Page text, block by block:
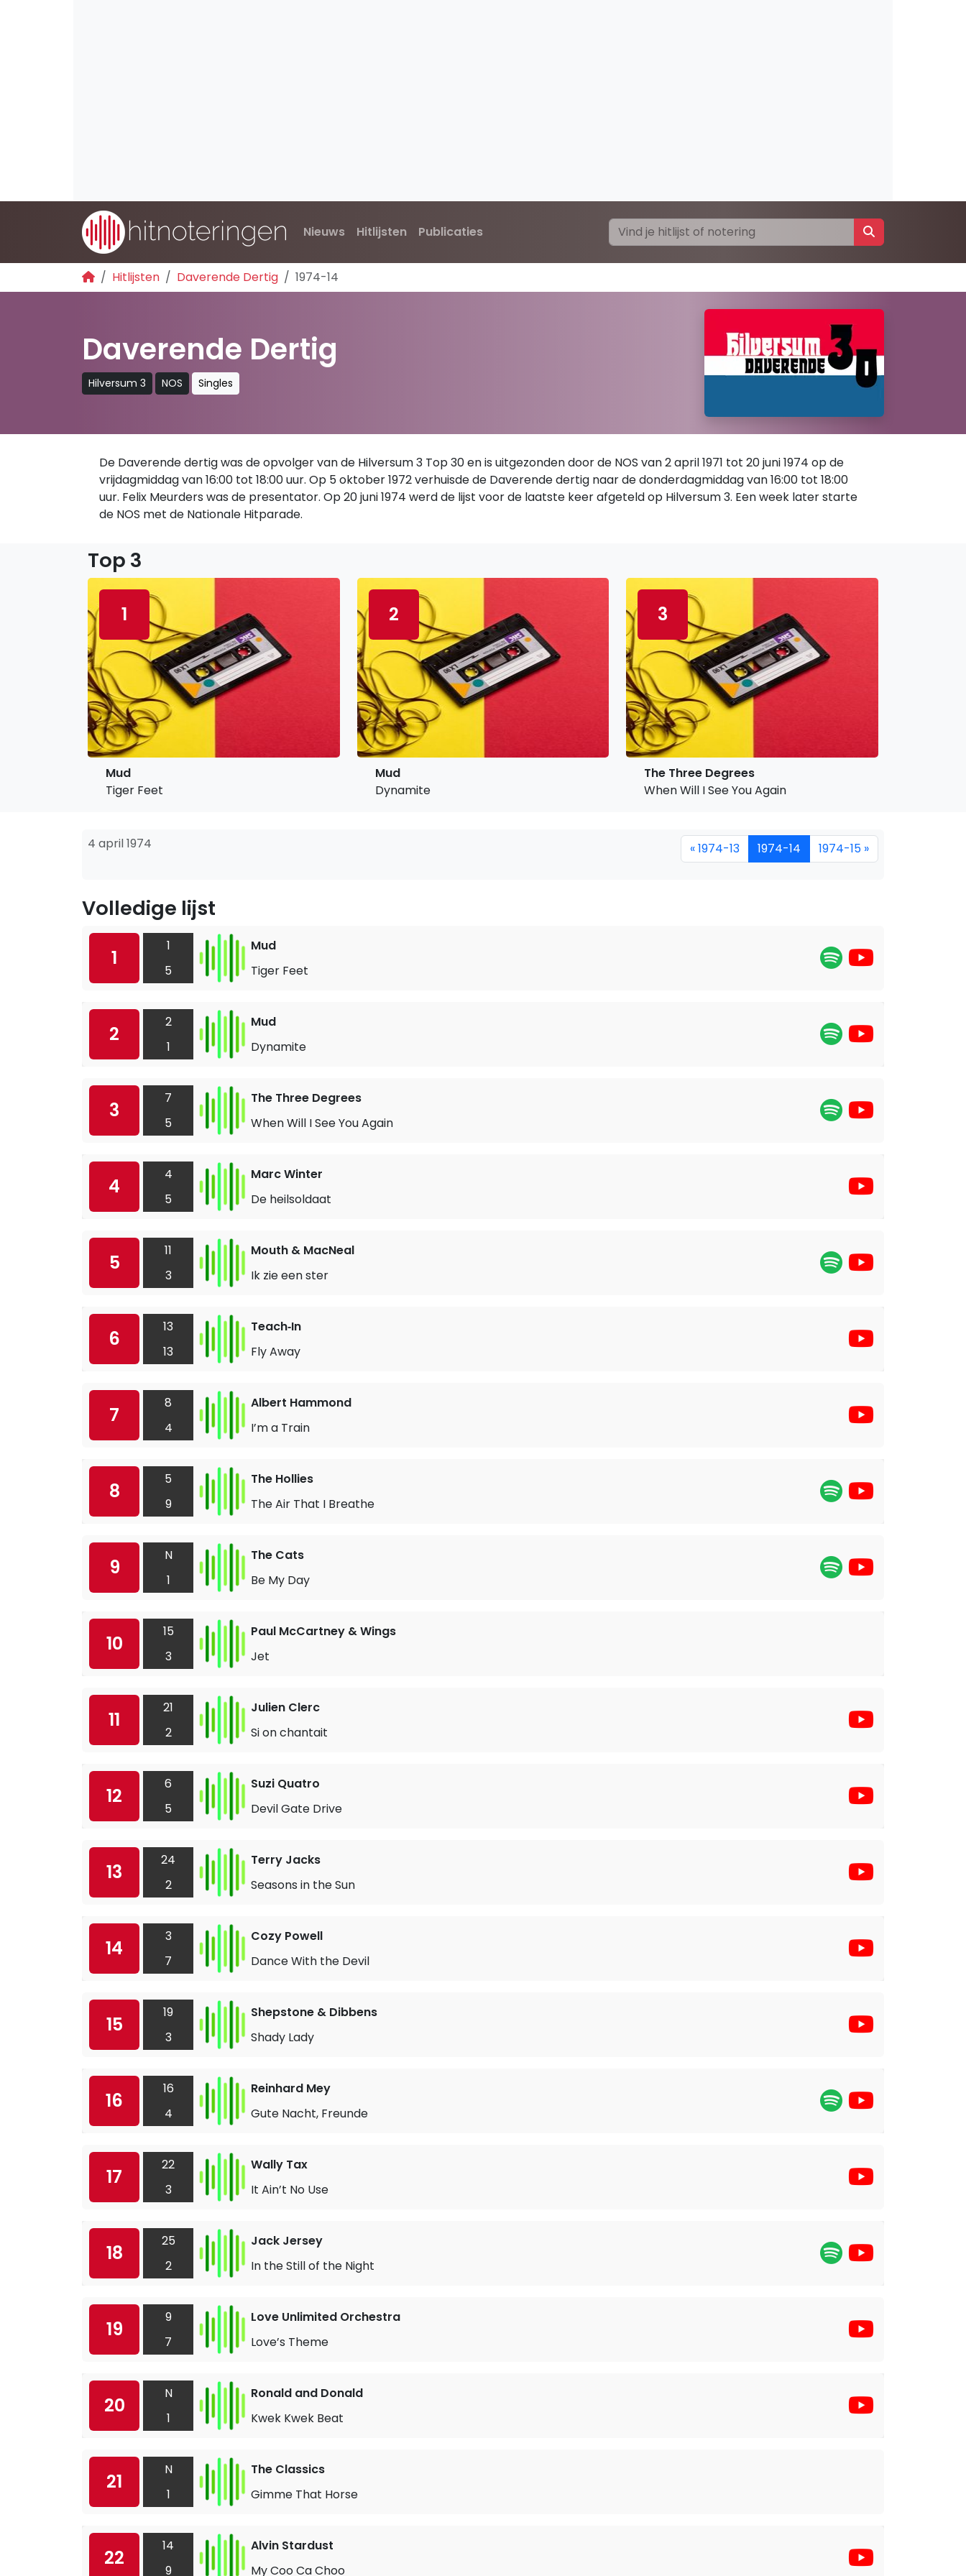
Nieuws Hitlijsten Publicaties
Hitlijsten Daverende Dertig 1974-14
Daverende Dertig
Hilversum 3 NOS Singles
De Daverende dertig was de opvolger van de Hilversum 3 Top 30 en is uitgezonden door de NOS van 2 april 1971 tot 20 juni 1974 op de
vrijdagmiddag van 16:00 tot 18:00 uur. Op 5 oktober 1972 verhuisde de Daverende dertig naar de donderdagmiddag van 16:00 tot 18:00
uur. Felix Meurders was de presentator. Op 20 juni 1974 werd de lijst voor de laatste keer afgeteld op Hilversum 3. Een week later starte
de NOS met de Nationale Hitparade.
Top 3
1
Mud
Tiger Feet
2
Mud
Dynamite
3
The Three Degrees
When Will I See You Again
4 april 1974 « 1974-13 1974-14 1974-15 »
Volledige lijst
1
1
5
Mud
Tiger Feet
2
2
1
Mud
Dynamite
3
7
5
The Three Degrees
When Will I See You Again
4
4
5
Marc Winter
De heilsoldaat
5
11
3
Mouth & MacNeal
Ik zie een ster
6
13
13
Teach‐In
Fly Away
7
8
4
Albert Hammond
I’m a Train
8
5
9
The Hollies
The Air That I Breathe
9
N
1
The Cats
Be My Day
10
15
3
Paul McCartney & Wings
Jet
11
21
2
Julien Clerc
Si on chantait
12
6
5
Suzi Quatro
Devil Gate Drive
13
24
2
Terry Jacks
Seasons in the Sun
14
3
7
Cozy Powell
Dance With the Devil
15
19
3
Shepstone & Dibbens
Shady Lady
16
16
4
Reinhard Mey
Gute Nacht, Freunde
17
22
3
Wally Tax
It Ain’t No Use
18
25
2
Jack Jersey
In the Still of the Night
19
9
7
Love Unlimited Orchestra
Love’s Theme
20
N
1
Ronald and Donald
Kwek Kwek Beat
21
N
1
The Classics
Gimme That Horse
22
14
9
Alvin Stardust
My Coo Ca Choo